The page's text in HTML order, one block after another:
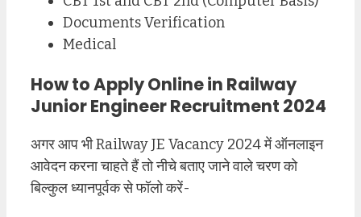
Documents Verification
Medical
How to Apply Online in Railway
Junior Engineer Recruitment 2024
अगर आप भी Railway JE Vacancy 2024 में ऑनलाइन
आवेदन करना चाहते हैं तो नीचे बताए जाने वाले चरण को
बिल्कुल ध्यानपूर्वक से फॉलो करें-